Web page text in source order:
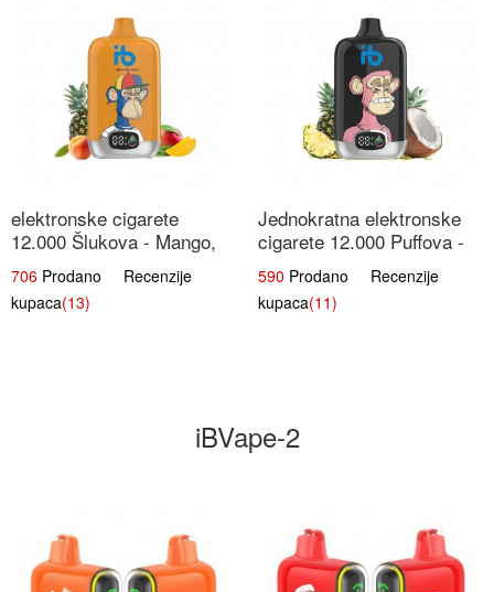
elektronske cigarete
12.000 Šlukova - Mango,
Ananas, Breskva | Tropska
Voćna Mješavina
706 Prodano Recenzije
kupaca(13)
Jednokratna elektronske
cigarete 12.000 Puffova -
Ananas i Kokos Sladoled |
Tropski Desert
590 Prodano Recenzije
kupaca(11)
iBVape-2